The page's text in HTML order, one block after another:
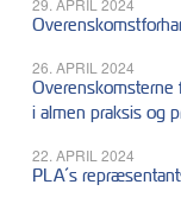
26. APRIL 2024
i almen praksis og
22. APRIL 2024
PLA´s